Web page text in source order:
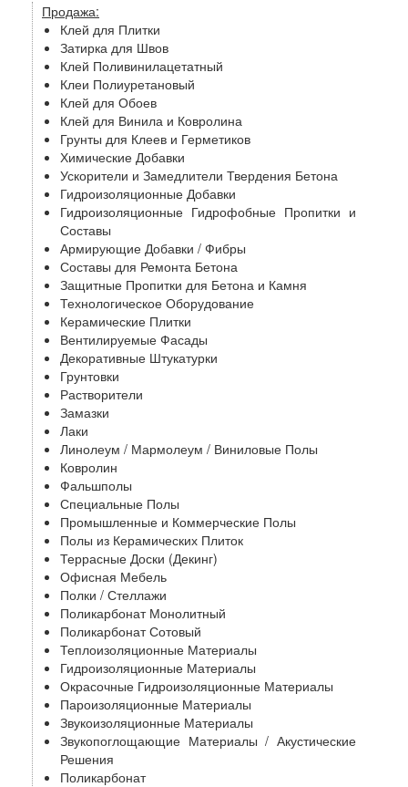
Продажа:
Клей для Плитки
Затирка для Швов
Клей Поливинилацетатный
Клеи Полиуретановый
Клей для Обоев
Клей для Винила и Ковролина
Грунты для Клеев и Герметиков
Химические Добавки
Ускорители и Замедлители Твердения Бетона
Гидроизоляционные Добавки
Гидроизоляционные Гидрофобные Пропитки и
Составы
Армирующие Добавки / Фибры
Составы для Ремонта Бетона
Защитные Пропитки для Бетона и Камня
Технологическое Оборудование
Керамические Плитки
Вентилируемые Фасады
Декоративные Штукатурки
Грунтовки
Растворители
Замазки
Лаки
Линолеум / Мармолеум / Виниловые Полы
Ковролин
Фальшполы
Специальные Полы
Промышленные и Коммерческие Полы
Полы из Керамических Плиток
Террасные Доски (Декинг)
Офисная Мебель
Полки / Стеллажи
Поликарбонат Монолитный
Поликарбонат Сотовый
Теплоизоляционные Материалы
Гидроизоляционные Материалы
Окрасочные Гидроизоляционные Материалы
Пароизоляционные Материалы
Звукоизоляционные Материалы
Звукопоглощающие Материалы / Акустические
Решения
Поликарбонат